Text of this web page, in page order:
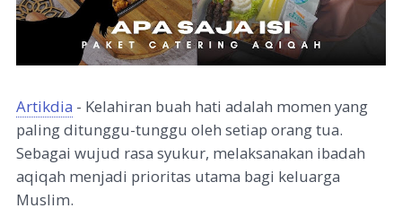
Artikdia - Kelahiran buah hati adalah momen yang
paling ditunggu-tunggu oleh setiap orang tua.
Sebagai wujud rasa syukur, melaksanakan ibadah
aqiqah menjadi prioritas utama bagi keluarga
Muslim.